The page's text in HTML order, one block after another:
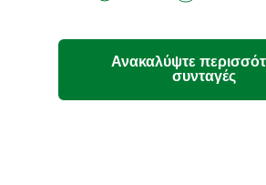
Ανακαλύψτε
συνταγές